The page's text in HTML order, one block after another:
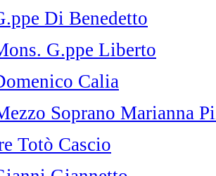
Di Benedetto
G.ppe Liberto
Calia
Soprano Marianna
Totò Cascio